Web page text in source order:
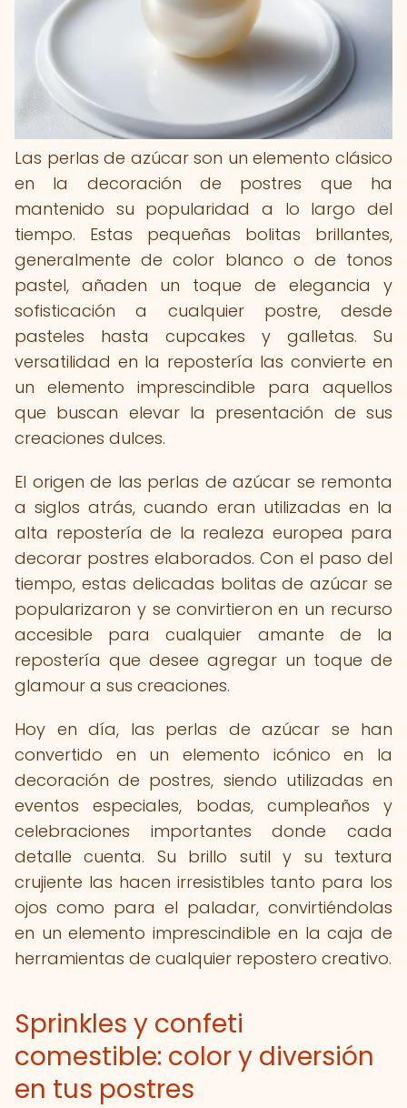
Las perlas de azúcar son un elemento clásico
en la decoración de postres que ha
mantenido su popularidad a lo largo del
tiempo. Estas pequeñas bolitas brillantes,
generalmente de color blanco o de tonos
pastel, añaden un toque de elegancia y
sofisticación a cualquier postre, desde
pasteles hasta cupcakes y galletas. Su
versatilidad en la repostería las convierte en
un elemento imprescindible para aquellos
que buscan elevar la presentación de sus
creaciones dulces.
El origen de las perlas de azúcar se remonta
a siglos atrás, cuando eran utilizadas en la
alta repostería de la realeza europea para
decorar postres elaborados. Con el paso del
tiempo, estas delicadas bolitas de azúcar se
popularizaron y se convirtieron en un recurso
accesible para cualquier amante de la
repostería que desee agregar un toque de
glamour a sus creaciones.
Hoy en día, las perlas de azúcar se han
convertido en un elemento icónico en la
decoración de postres, siendo utilizadas en
eventos especiales, bodas, cumpleaños y
celebraciones importantes donde cada
detalle cuenta. Su brillo sutil y su textura
crujiente las hacen irresistibles tanto para los
ojos como para el paladar, convirtiéndolas
en un elemento imprescindible en la caja de
herramientas de cualquier repostero creativo.
Sprinkles y confeti
comestible: color y diversión
en tus postres